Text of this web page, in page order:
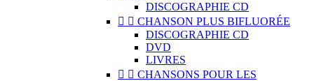
DISCOGRAPHIE CD
  CHANSON PLUS BIFLUORÉE
DISCOGRAPHIE CD
DVD
LIVRES
  CHANSONS POUR LES